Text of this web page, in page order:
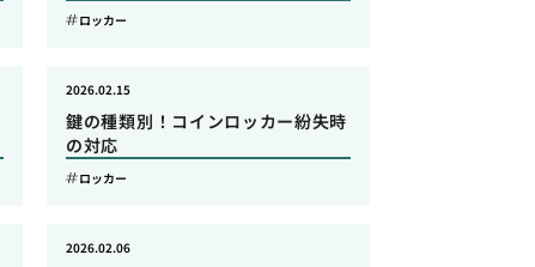
ロッカー
鍵の種類別！コインロッカー紛失時
の対応
2026.02.15
ロッカー
2026.02.06